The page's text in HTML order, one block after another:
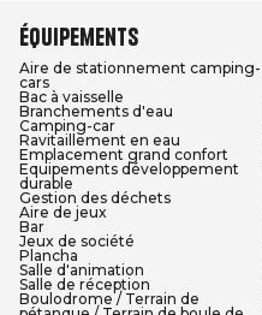
Équipements
Aire de stationnement camping-
cars
Bac à vaisselle
Branchements d'eau
Camping-car
Ravitaillement en eau
Emplacement grand confort
Equipements développement
durable
Gestion des déchets
Aire de jeux
Bar
Jeux de société
Plancha
Salle d'animation
Salle de réception
Boulodrome / Terrain de